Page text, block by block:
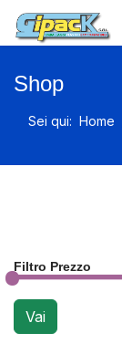
Shop
Sei qui: Home
Filtro Prezzo